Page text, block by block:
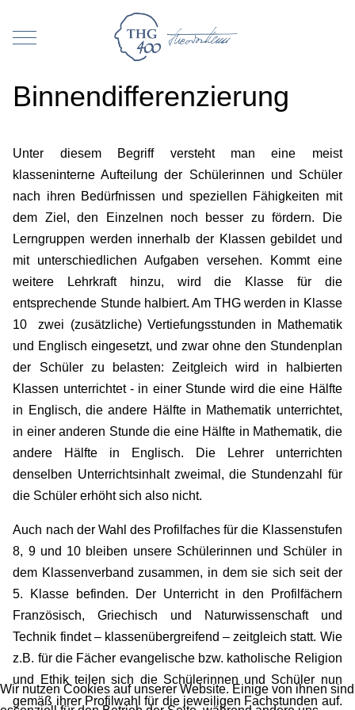
Mobile Menu Toggle
Binnendifferenzierung
Unter diesem Begriff versteht man eine meist
klasseninterne Aufteilung der Schülerinnen und Schüler
nach ihren Bedürfnissen und speziellen Fähigkeiten mit
dem Ziel, den Einzelnen noch besser zu fördern. Die
Lerngruppen werden innerhalb der Klassen gebildet und
mit unterschiedlichen Aufgaben versehen. Kommt eine
weitere Lehrkraft hinzu, wird die Klasse für die
entsprechende Stunde halbiert. Am THG werden in Klasse
10 zwei (zusätzliche) Vertiefungsstunden in Mathematik
und Englisch eingesetzt, und zwar ohne den Stundenplan
der Schüler zu belasten: Zeitgleich wird in halbierten
Klassen unterrichtet - in einer Stunde wird die eine Hälfte
in Englisch, die andere Hälfte in Mathematik unterrichtet,
in einer anderen Stunde die eine Hälfte in Mathematik, die
andere Hälfte in Englisch. Die Lehrer unterrichten
denselben Unterrichtsinhalt zweimal, die Stundenzahl für
die Schüler erhöht sich also nicht.
Auch nach der Wahl des Profilfaches für die Klassenstufen
8, 9 und 10 bleiben unsere Schülerinnen und Schüler in
dem Klassenverband zusammen, in dem sie sich seit der
5. Klasse befinden. Der Unterricht in den Profilfächern
Französisch, Griechisch und Naturwissenschaft und
Technik findet – klassenübergreifend – zeitgleich statt. Wie
z.B. für die Fächer evangelische bzw. katholische Religion
und Ethik teilen sich die Schülerinnen und Schüler nun
gemäß ihrer Profilwahl für die jeweiligen Fachstunden auf.
Wir nutzen Cookies auf unserer Website. Einige von ihnen sind